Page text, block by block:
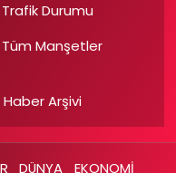
Trafik Durumu
Tüm Manşetler
Haber Arşivi
DÜNYA EKONOMİ